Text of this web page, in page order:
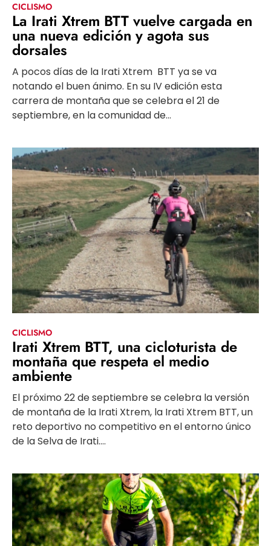
CICLISMO
La Irati Xtrem BTT vuelve cargada en
una nueva edición y agota sus
dorsales
A pocos días de la Irati Xtrem BTT ya se va
notando el buen ánimo. En su IV edición esta
carrera de montaña que se celebra el 21 de
septiembre, en la comunidad de...
CICLISMO
Irati Xtrem BTT, una cicloturista de
montaña que respeta el medio
ambiente
El próximo 22 de septiembre se celebra la versión
de montaña de la Irati Xtrem, la Irati Xtrem BTT, un
reto deportivo no competitivo en el entorno único
de la Selva de Irati....